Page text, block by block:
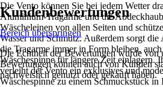
Die Vento können Sie bei jedem Wetter
Aluminium-Tragarme und die
Wäscheleinen von allen Seiten und
Wasser und Schmutz. Außerdem sorgt die
die Tragarme immer in Form bleiben,
Wäschespinne für längere Zeit einlagern.
verleiht der Vento ein exklusives und
Wäschespinne zu einem Schmuckstück in
Kundenbewertungen
Bereich überspringen
Die Echtheit der Bewertungen wurde von
Bewertungen können auch von Kunden
nachweislich genutzt oder gekauft haben.